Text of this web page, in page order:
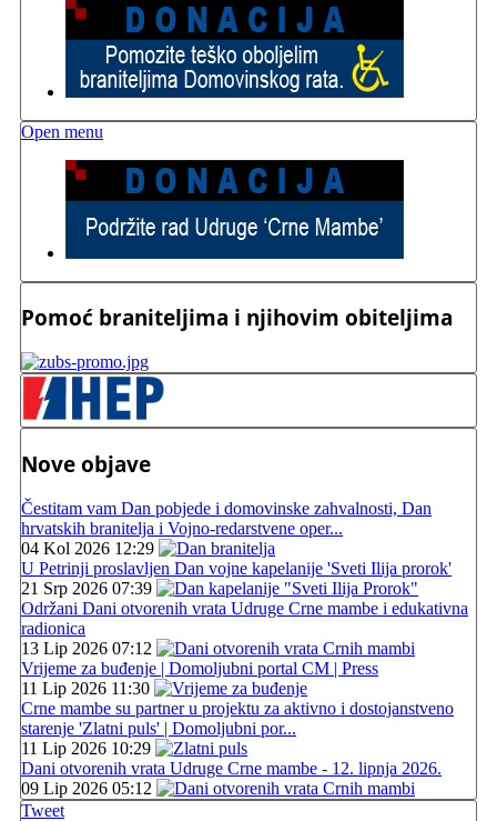
Open menu
Pomoć braniteljima i njihovim obiteljima
Nove objave
Čestitam vam Dan pobjede i domovinske zahvalnosti, Dan
hrvatskih branitelja i Vojno-redarstvene oper...
04 Kol 2026 12:29
U Petrinji proslavljen Dan vojne kapelanije 'Sveti Ilija prorok'
21 Srp 2026 07:39
Održani Dani otvorenih vrata Udruge Crne mambe i edukativna
radionica
13 Lip 2026 07:12
Vrijeme za buđenje | Domoljubni portal CM | Press
11 Lip 2026 11:30
Crne mambe su partner u projektu za aktivno i dostojanstveno
starenje 'Zlatni puls' | Domoljubni por...
11 Lip 2026 10:29
Dani otvorenih vrata Udruge Crne mambe - 12. lipnja 2026.
09 Lip 2026 05:12
Tweet